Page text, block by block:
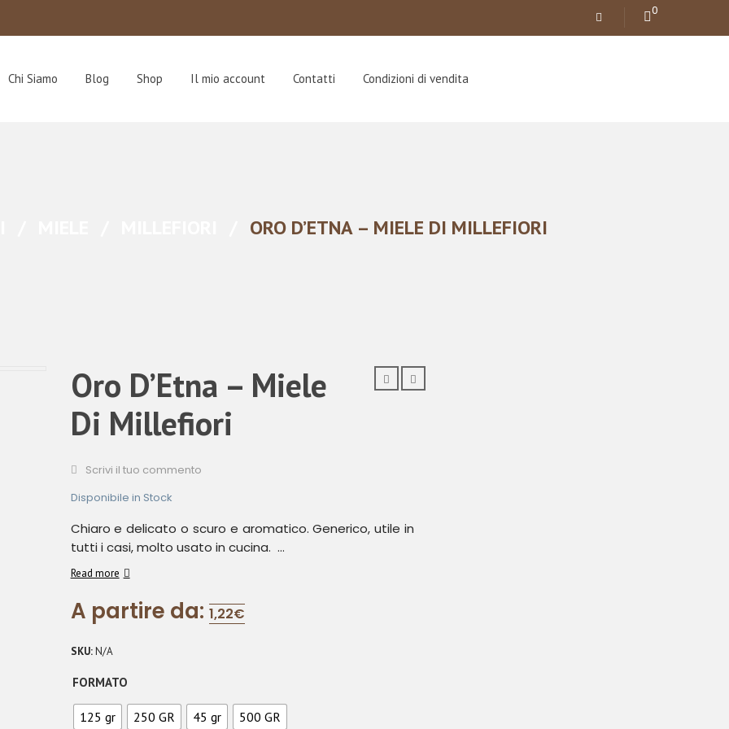
0
Chi Siamo Blog Shop Il mio account Contatti Condizioni di vendita
ORO D’ETNA – MIELE DI MILLEFIORI
Oro D’Etna – Miele
Di Millefiori
Scrivi il tuo commento
Disponibile in Stock
Chiaro e delicato o scuro e aromatico. Generico, utile in
tutti i casi, molto usato in cucina. ...
Read more
A partire da: 1,22€
SKU:N/A
FORMATO
125 gr 250 GR 45 gr 500 GR